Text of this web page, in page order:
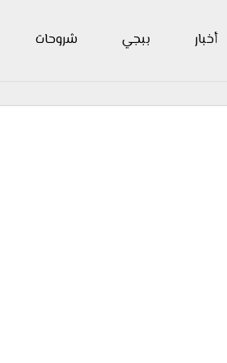
أخبار ببجي شروحات